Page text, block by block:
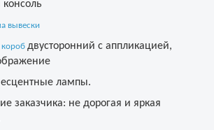
консоль
вывески
короб двусторонний с аппликацией,
лампы.
заказчика: не дорогая и яркая